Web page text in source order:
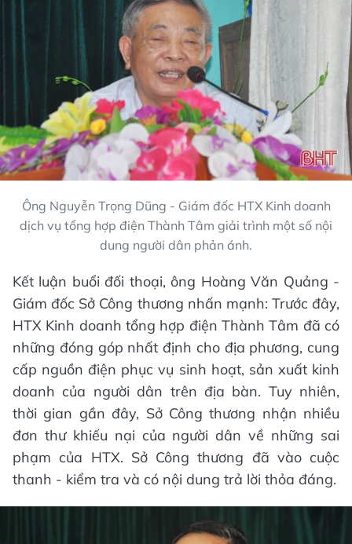
Ông Nguyễn Trọng Dũng - Giám đốc HTX Kinh doanh
dịch vụ tổng hợp điện Thành Tâm giải trình một số nội
dung người dân phản ánh.
Kết luận buổi đối thoại, ông Hoàng Văn Quảng -
Giám đốc Sở Công thương nhấn mạnh: Trước đây,
HTX Kinh doanh tổng hợp điện Thành Tâm đã có
những đóng góp nhất định cho địa phương, cung
cấp nguồn điện phục vụ sinh hoạt, sản xuất kinh
doanh của người dân trên địa bàn. Tuy nhiên,
thời gian gần đây, Sở Công thương nhận nhiều
đơn thư khiếu nại của người dân về những sai
phạm của HTX. Sở Công thương đã vào cuộc
thanh - kiểm tra và có nội dung trả lời thỏa đáng.